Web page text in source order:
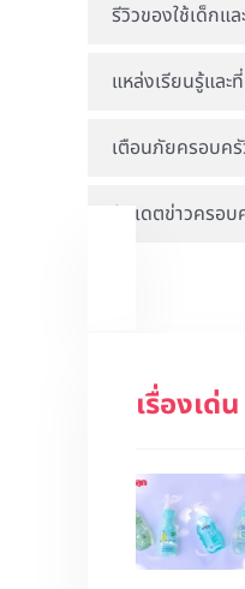
รีวิวของใช้เด็กแ
แหล่งเรียนรู้และ
เตือนภัยครอบค
อัปเดตข่าวครอบ
เรื่องเด่น